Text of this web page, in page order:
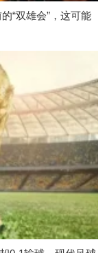
“双雄会”，这可能